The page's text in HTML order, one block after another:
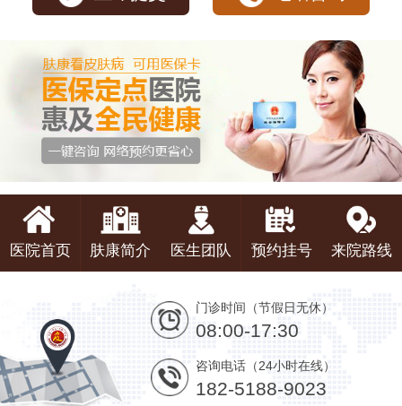
医院首页 肤康简介 医生团队 预约挂号 来院路线
门诊时间（节假日无休）
08:00-17:30
咨询电话（24小时在线）
182-5188-9023